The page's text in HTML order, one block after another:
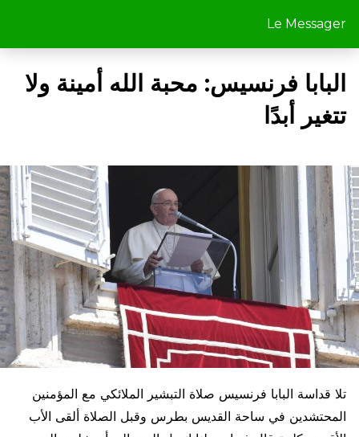
Le Messager
البابا فرنسيس: محبة الله أمينة ولا
تتغير أبدًا
تلا قداسة البابا فرنسيس صلاة التبشير الملائكي مع المؤمنين
المحتشدين في ساحة القديس بطرس وقبل الصلاة ألقى الأب